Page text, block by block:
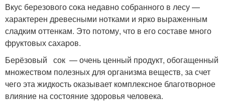
Вкус березового сока недавно собранного в лесу —
характерен древесными нотками и ярко выраженным
сладким оттенкам. Это потому, что в его составе много
фруктовых сахаров.
Берёзовый сок — очень ценный продукт, обогащенный
множеством полезных для организма веществ, за счет
чего эта жидкость оказывает комплексное благотворное
влияние на состояние здоровья человека.